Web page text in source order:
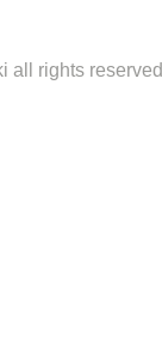
all rights reserved